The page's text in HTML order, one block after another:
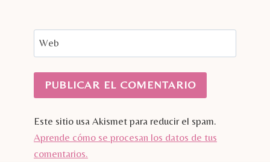
Web
Este sitio usa Akismet para reducir el spam.
Aprende cómo se procesan los datos de tus
comentarios.